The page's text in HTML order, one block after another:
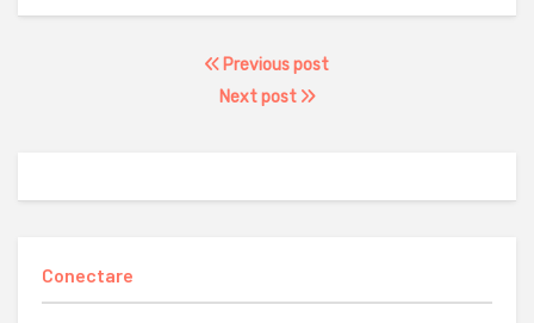
Previous post
Next post
Conectare